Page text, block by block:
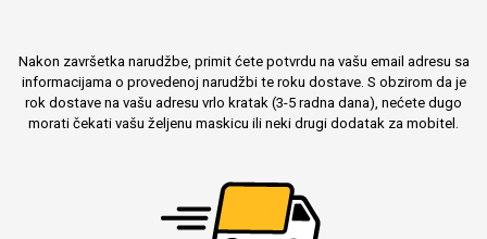
Nakon završetka narudžbe, primit ćete potvrdu na vašu email adresu sa
informacijama o provedenoj narudžbi te roku dostave. S obzirom da je
rok dostave na vašu adresu vrlo kratak (3-5 radna dana), nećete dugo
morati čekati vašu željenu maskicu ili neki drugi dodatak za mobitel.